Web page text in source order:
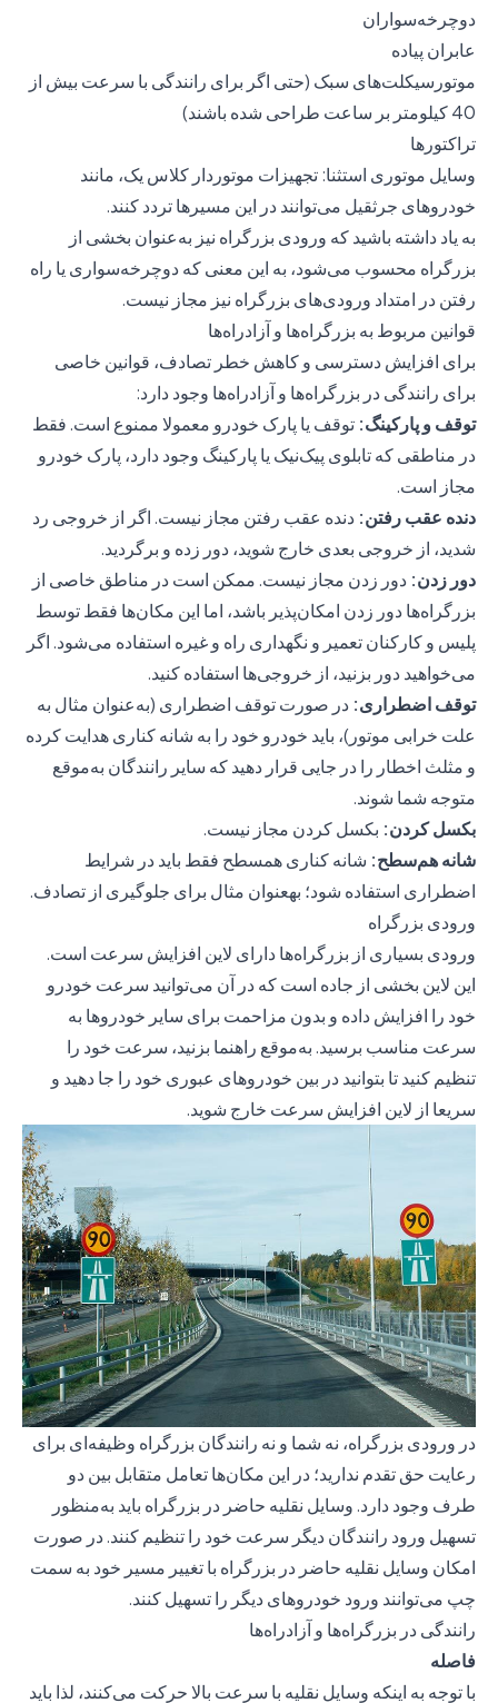
دوچرخه‌سواران
عابران پیاده
موتورسیکلت‌های سبک (حتی اگر برای رانندگی با سرعت بیش از
40 کیلومتر بر ساعت طراحی شده باشند)
تراکتورها
وسایل موتوری استثنا: تجهیزات موتوردار کلاس یک، مانند
خودروهای جرثقیل می‌توانند در این مسیرها تردد کنند.
به یاد داشته باشید که ورودی بزرگراه نیز به‌عنوان بخشی از
بزرگراه محسوب می‌شود، به این معنی که دوچرخه‌سواری یا راه
رفتن در امتداد ورودی‌های بزرگراه نیز مجاز نیست.
قوانین مربوط به بزرگراه‌ها و آزادراه‌ها
برای افزایش دسترسی و کاهش خطر تصادف، قوانین خاصی
برای رانندگی در بزرگراه‌ها و آزادراه‌ها وجود دارد:
توقف و پارکینگ: توقف یا پارک خودرو معمولا ممنوع است. فقط
در مناطقی که تابلوی پیک‌نیک یا پارکینگ وجود دارد، پارک خودرو
مجاز است.
دنده عقب رفتن: دنده عقب رفتن مجاز نیست. اگر از خروجی رد
شدید، از خروجی بعدی خارج شوید، دور زده و برگردید.
دور زدن: دور زدن مجاز نیست. ممکن است در مناطق خاصی از
بزرگراه‌ها دور زدن امکان‌پذیر باشد، اما این مکان‌ها فقط توسط
پلیس و کارکنان تعمیر و نگهداری راه و غیره استفاده می‌شود. اگر
می‌خواهید دور بزنید، از خروجی‌ها استفاده کنید.
توقف اضطراری: در صورت توقف اضطراری (به‌عنوان مثال به
علت خرابی موتور)، باید خودرو خود را به شانه کناری هدایت کرده
و مثلث اخطار را در جایی قرار دهید که سایر رانندگان به‌موقع
متوجه شما شوند.
بکسل کردن: بکسل کردن مجاز نیست.
شانه هم‌سطح: شانه کناری همسطح فقط باید در شرایط
اضطراری استفاده شود؛ بهعنوان مثال برای جلوگیری از تصادف.
ورودی بزرگراه
ورودی بسیاری از بزرگراه‌ها دارای لاین افزایش سرعت است.
این لاین بخشی از جاده است که در آن می‌توانید سرعت خودرو
خود را افزایش داده و بدون مزاحمت برای سایر خودروها به
سرعت مناسب برسید. به‌موقع راهنما بزنید، سرعت خود را
تنظیم کنید تا بتوانید در بین خودروهای عبوری خود را جا دهید و
سریعا از لاین افزایش سرعت خارج شوید.
در ورودی بزرگراه، نه شما و نه رانندگان بزرگراه وظیفه‌ای برای
رعایت حق تقدم ندارید؛ در این مکان‌ها تعامل متقابل بین دو
طرف وجود دارد. وسایل نقلیه حاضر در بزرگراه باید به‌منظور
تسهیل ورود رانندگان دیگر سرعت خود را تنظیم کنند. در صورت
امکان وسایل نقلیه حاضر در بزرگراه با تغییر مسیر خود به سمت
چپ می‌توانند ورود خودروهای دیگر را تسهیل کنند.
رانندگی در بزرگراه‌ها و آزادراه‌ها
فاصله
با توجه به اینکه وسایل نقلیه با سرعت بالا حرکت می‌کنند، لذا باید